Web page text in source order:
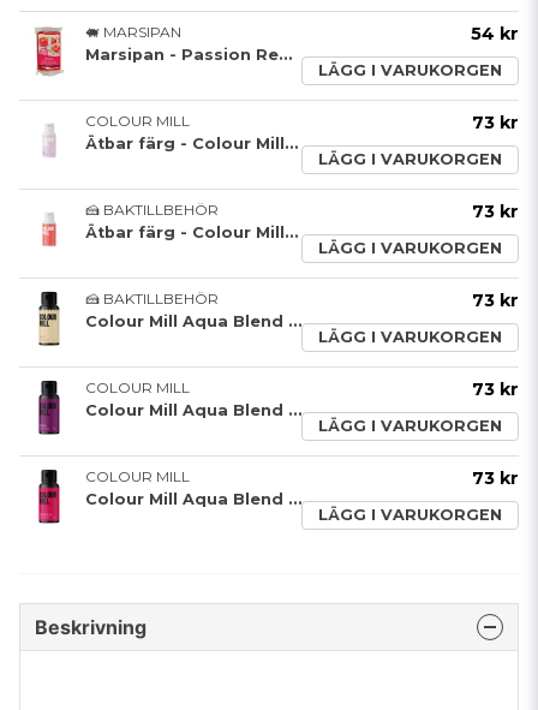
🐖 MARSIPAN
Marsipan - Passion Red - FunCakes - 250g
54 kr
LÄGG I VARUKORGEN
COLOUR MILL
Ätbar färg - Colour Mill - Lilac
73 kr
LÄGG I VARUKORGEN
🍰 BAKTILLBEHÖR
Ätbar färg - Colour Mill - Coral - 20ml
73 kr
LÄGG I VARUKORGEN
🍰 BAKTILLBEHÖR
Colour Mill Aqua Blend Sand
73 kr
LÄGG I VARUKORGEN
COLOUR MILL
Colour Mill Aqua Blend Grape
73 kr
LÄGG I VARUKORGEN
COLOUR MILL
Colour Mill Aqua Blend Hallon
73 kr
LÄGG I VARUKORGEN
Beskrivning